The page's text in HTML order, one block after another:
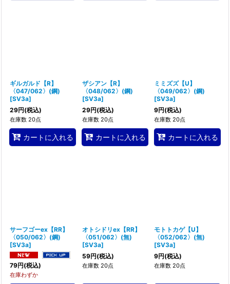
ギルガルド【R】
〈047/062〉(鋼)
[SV3a]
29円(税込)
在庫数 20点
カートに入れる
ザシアン【R】
〈048/062〉(鋼)
[SV3a]
29円(税込)
在庫数 20点
カートに入れる
ミミズズ【U】
〈049/062〉(鋼)
[SV3a]
9円(税込)
在庫数 20点
カートに入れる
サーフゴーex【RR】
〈050/062〉(鋼)
[SV3a]
79円(税込)
在庫わずか
オトシドリex【RR】
〈051/062〉(無)
[SV3a]
59円(税込)
在庫数 20点
モトトカゲ【U】
〈052/062〉(無)
[SV3a]
9円(税込)
在庫数 20点